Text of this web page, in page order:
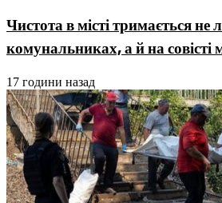
Чистота в місті тримається не
комунальниках, а й на совісті
17 години назад